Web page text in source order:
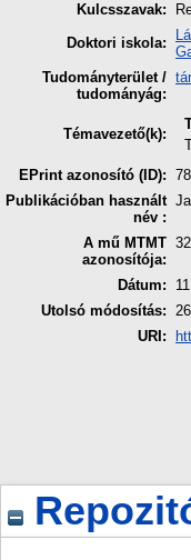
Kulcsszavak:
Doktori iskola:
Tudományterület /
tudományág:
Témavezető(k):
EPrint azonosító (ID):
Publikációban használt
név :
A mű MTMT
azonosítója:
Dátum:
Utolsó módosítás:
URI: